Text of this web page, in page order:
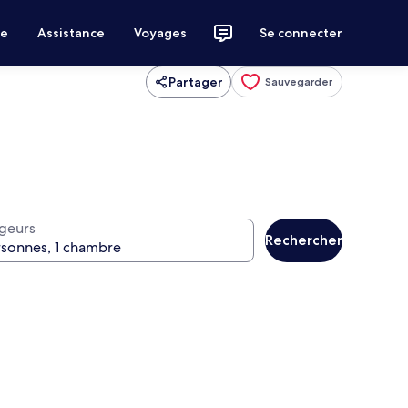
Assistance Voyages Se connecter
Partager Sauvegarder
Rechercher